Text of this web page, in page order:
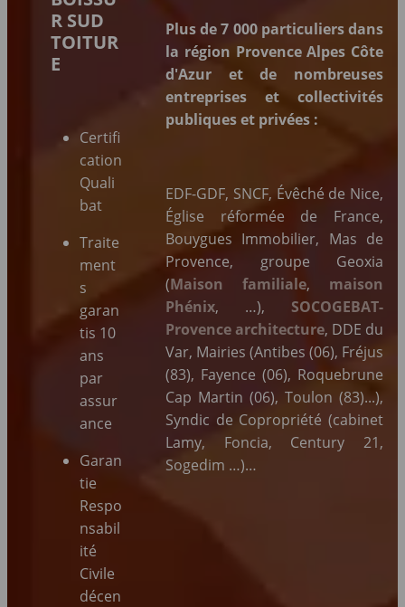
R SUD
TOITUR
E
Certifi
cation
Quali
bat
Traite
ment
s
garan
tis 10
ans
par
assur
ance
Garan
tie
Respo
nsabil
ité
Civile
décen
Plus de 7 000 particuliers dans
la région Provence Alpes Côte
d'Azur et de nombreuses
entreprises et collectivités
publiques et privées :
EDF-GDF, SNCF, Évêché de Nice,
Église réformée de France,
Bouygues Immobilier, Mas de
Provence, groupe Geoxia
(Maison familiale, maison
Phénix, …), SOCOGEBAT-
Provence architecture, DDE du
Var, Mairies (Antibes (06), Fréjus
(83), Fayence (06), Roquebrune
Cap Martin (06), Toulon (83)...),
Syndic de Copropriété (cabinet
Lamy, Foncia, Century 21,
Sogedim …)…